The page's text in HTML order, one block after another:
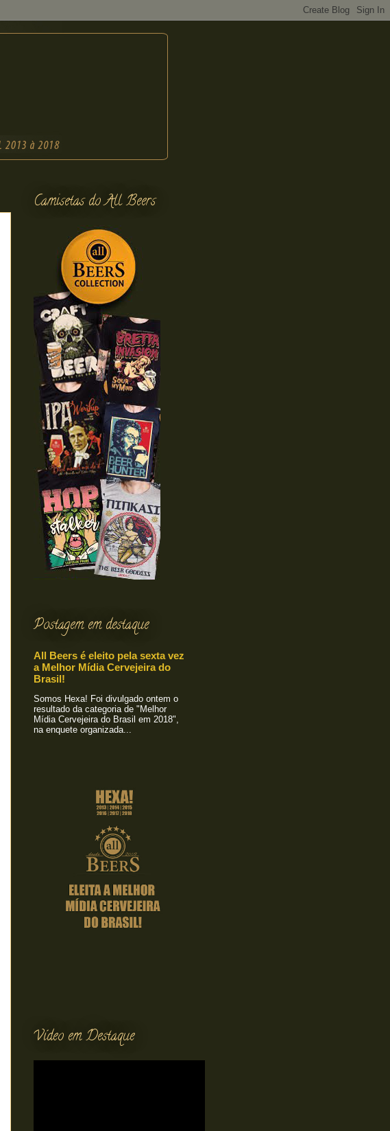
Camisetas do All Beers
Postagem em destaque
All Beers é eleito pela sexta vez
a Melhor Mídia Cervejeira do
Brasil!
Somos Hexa! Foi divulgado ontem o
resultado da categoria de "Melhor
Mídia Cervejeira do Brasil em 2018",
na enquete organizada...
Vídeo em Destaque